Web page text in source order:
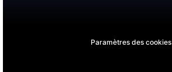
Paramètres des cookies